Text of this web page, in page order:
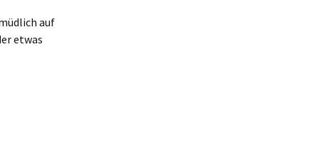
auf
etwas